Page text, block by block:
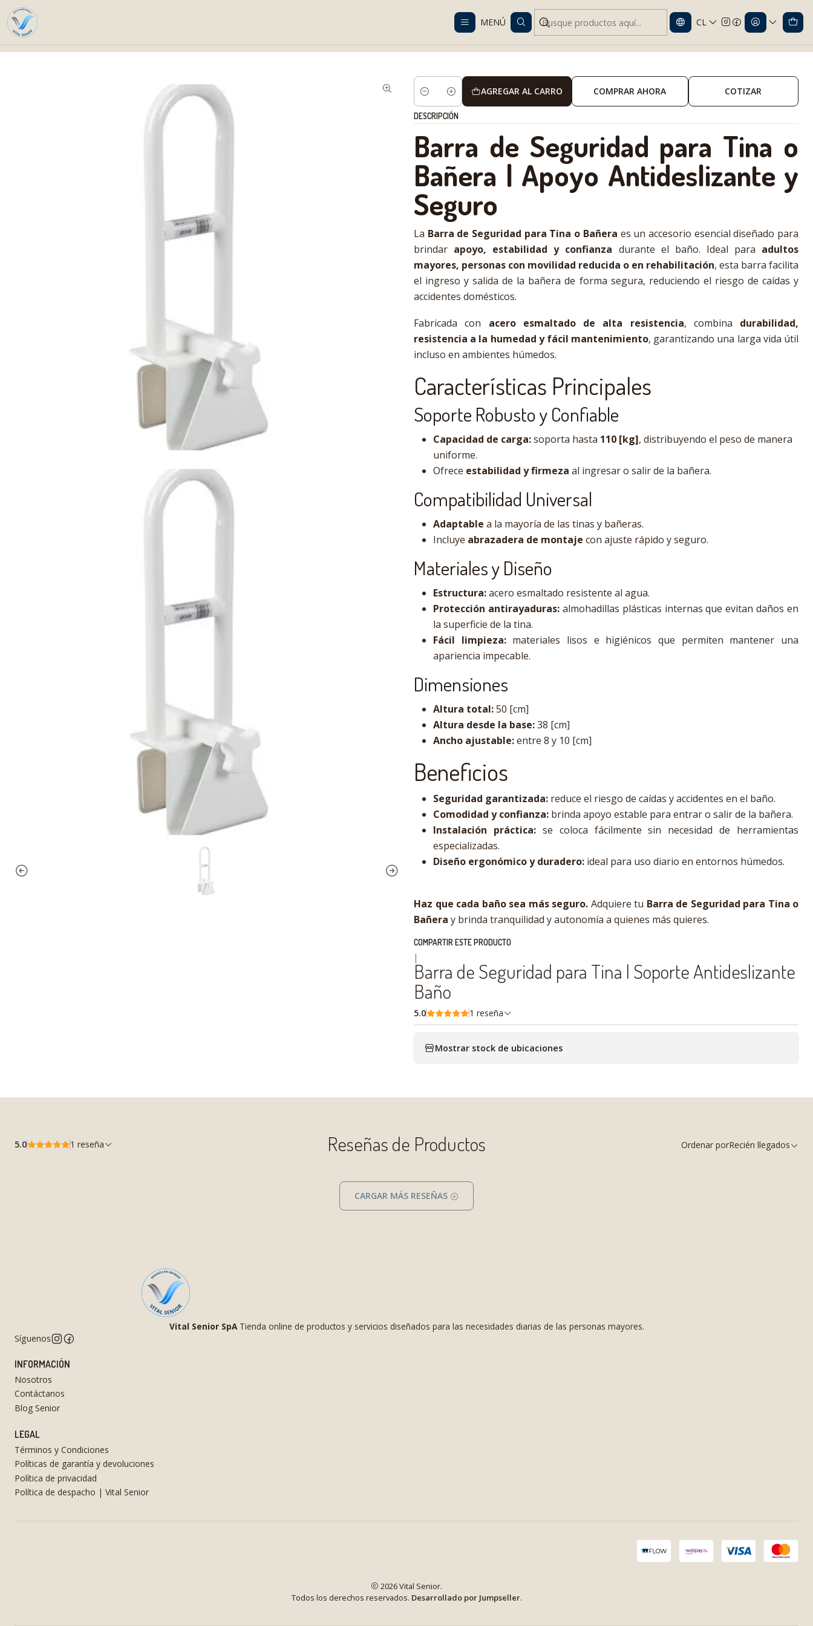
MENÚ CL
Despacho gratis en RM desde $100.000. Revisa las condiciones.
Barra de Seguridad para Tina | Soporte Antideslizante Baño
Cantidad
AGREGAR AL CARRO COMPRAR AHORA COTIZAR
DESCRIPCIÓN
Barra de Seguridad para Tina o
Bañera | Apoyo Antideslizante y
Seguro
La Barra de Seguridad para Tina o Bañera es un accesorio esencial diseñado para
brindar apoyo, estabilidad y confianza durante el baño. Ideal para adultos
mayores, personas con movilidad reducida o en rehabilitación, esta barra facilita
el ingreso y salida de la bañera de forma segura, reduciendo el riesgo de caídas y
accidentes domésticos.
Fabricada con acero esmaltado de alta resistencia, combina durabilidad,
resistencia a la humedad y fácil mantenimiento, garantizando una larga vida útil
incluso en ambientes húmedos.
Características Principales
Soporte Robusto y Confiable
Capacidad de carga:soporta hasta 110 [kg], distribuyendo el peso de manera
uniforme.
Ofrece estabilidad y firmeza al ingresar o salir de la bañera.
Compatibilidad Universal
Adaptable a la mayoría de las tinas y bañeras.
Incluye abrazadera de montaje con ajuste rápido y seguro.
Materiales y Diseño
Estructura:acero esmaltado resistente al agua.
Protección antirayaduras:almohadillas plásticas internas que evitan daños en
la superficie de la tina.
Fácil limpieza:materiales lisos e higiénicos que permiten mantener una
apariencia impecable.
Dimensiones
Altura total:50 [cm]
Altura desde la base:38 [cm]
Ancho ajustable:entre 8 y 10 [cm]
Beneficios
Seguridad garantizada: reduce el riesgo de caídas y accidentes en el baño.
Comodidad y confianza: brinda apoyo estable para entrar o salir de la bañera.
Instalación práctica:se coloca fácilmente sin necesidad de herramientas
especializadas.
Diseño ergonómico y duradero: ideal para uso diario en entornos húmedos.
Haz que cada baño sea más seguro. Adquiere tu Barra de Seguridad para Tina o
Bañera y brinda tranquilidad y autonomía a quienes más quieres.
COMPARTIR ESTE PRODUCTO
|
Barra de Seguridad para Tina | Soporte Antideslizante
Baño
5.0 1 reseña
Mostrar stock de ubicaciones
Reseñas de Productos
5.0 1 reseña Ordenar porRecién llegados
CARGAR MÁS RESEÑAS
Vital Senior SpATienda online de productos y servicios diseñados para las necesidades diarias de las personas mayores.
Síguenos
INFORMACIÓN
Nosotros
Contáctanos
Blog Senior
LEGAL
Términos y Condiciones
Políticas de garantía y devoluciones
Política de privacidad
Política de despacho | Vital Senior
2026 Vital Senior.
Todos los derechos reservados. Desarrollado por Jumpseller.